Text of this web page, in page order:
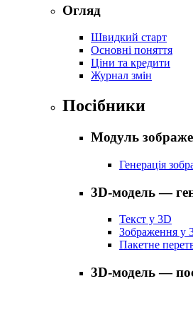
Огляд
Швидкий старт
Основні поняття
Ціни та кредити
Журнал змін
Посібники
Модуль
Генерація
3D-модель —
Текст у 3D
Зображення у
Пакетне
3D-модель —